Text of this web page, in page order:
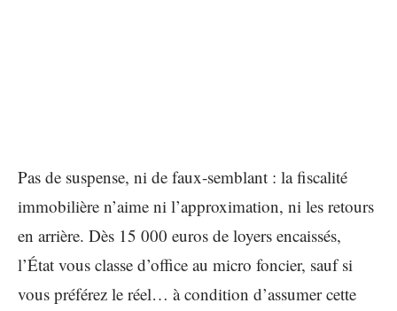
Pas de suspense, ni de faux-semblant : la fiscalité
immobilière n’aime ni l’approximation, ni les retours
en arrière. Dès 15 000 euros de loyers encaissés,
l’État vous classe d’office au micro foncier, sauf si
vous préférez le réel… à condition d’assumer cette